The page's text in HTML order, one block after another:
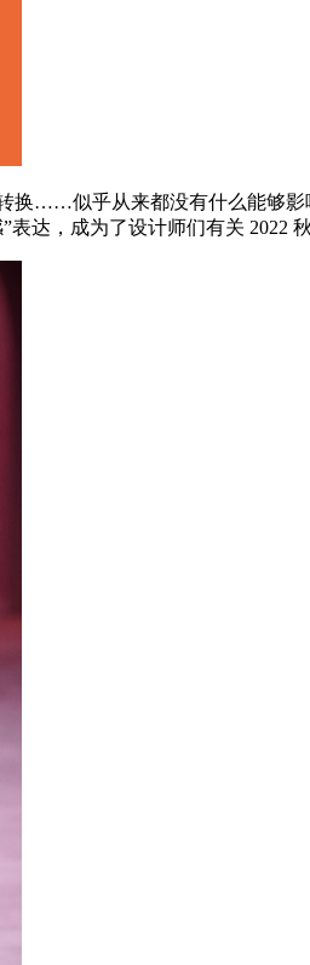
……似乎从来都没有什么能够影
达，成为了设计师们有关 2022